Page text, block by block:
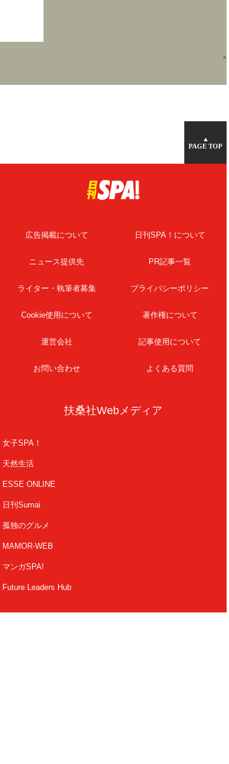
>
▲
PAGE TOP
広告掲載について 日刊SPA！について
ニュース提供先 PR記事一覧
ライター・執筆者募集 プライバシーポリシー
Cookie使用について 著作権について
運営会社 記事使用について
お問い合わせ よくある質問
扶桑社Webメディア
女子SPA！
天然生活
ESSE ONLINE
日刊Sumai
孤独のグルメ
MAMOR-WEB
マンガSPA!
Future Leaders Hub